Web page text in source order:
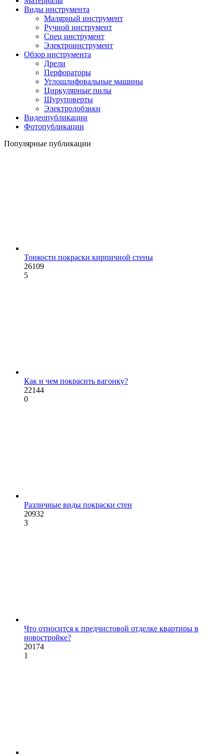
Виды инструмента
Малярный инструмент
Ручной инструмент
Спец инструмент
Электроинструмент
Обзор инструмента
Дрели
Перфораторы
Углошлифовальные машины
Циркулярные пилы
Шуруповерты
Электролобзики
Видеопубликации
Фотопубликации
Популярные публикации
Тонкости покраски кирпичной стены
26109
5
Как и чем покрасить вагонку?
22144
0
Различные виды покраски стен
20932
3
Что относится к предчистовой отделке квартиры в
новостройке?
20174
1